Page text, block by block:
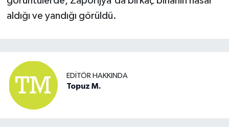
aldığı ve yandığı görüldü.
EDITÖR HAKKINDA
Topuz M.